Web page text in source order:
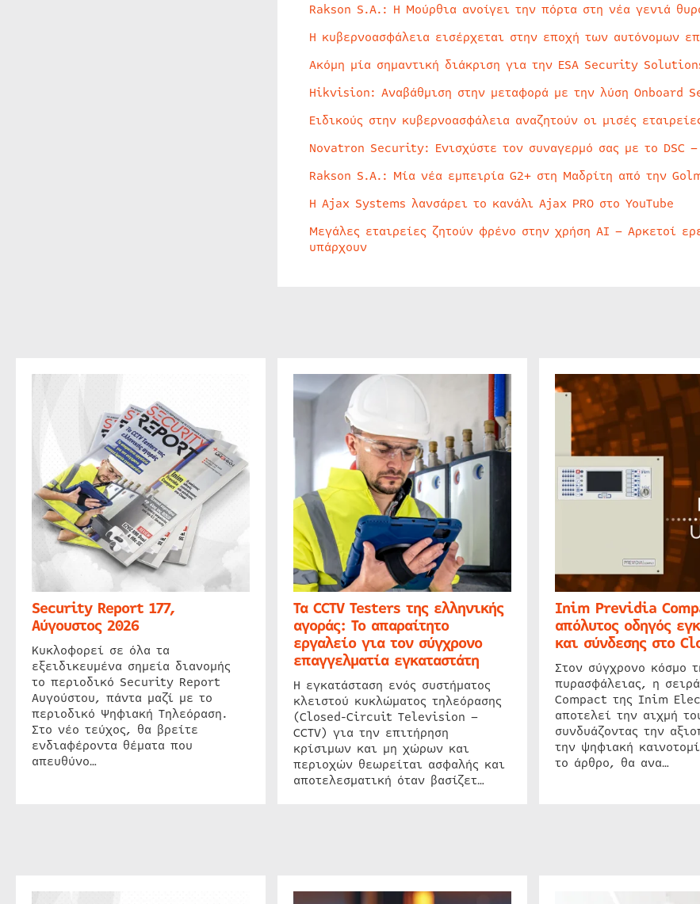
Rakson S.A.: Η Μούρθια ανοίγει την πόρτα στη νέα γενιά
Η κυβερνοασφάλεια εισέρχεται στην εποχή των αυτόνομων
Ακόμη μία σημαντική διάκριση για την ESA Security
Hikvision: Αναβάθμιση στην μεταφορά με την λύση
Ειδικούς στην κυβερνοασφάλεια αναζητούν οι μισές
Novatron Security: Ενισχύστε τον συναγερμό σας με το DSC –
Rakson S.A.: Μία νέα εμπειρία G2+ στη Μαδρίτη από την
Η Ajax Systems λανσάρει το κανάλι Ajax PRO στο YouTube
Μεγάλες εταιρείες ζητούν φρένο στην χρήση AI – Αρκετοί
υπάρχουν
Security Report 177,
Αύγουστος 2026
Κυκλοφορεί σε όλα τα
εξειδικευμένα σημεία διανομής
το περιοδικό Security Report
Αυγούστου, πάντα μαζί με το
περιοδικό Ψηφιακή Τηλεόραση.
Στο νέο τεύχος, θα βρείτε
ενδιαφέροντα θέματα που
απευθύνο…
Τα CCTV Testers της ελληνικής
αγοράς: Το απαραίτητο
εργαλείο για τον σύγχρονο
επαγγελματία εγκαταστάτη
Η εγκατάσταση ενός συστήματος
κλειστού κυκλώματος τηλεόρασης
(Closed-Circuit Television –
CCTV) για την επιτήρηση
κρίσιμων και μη χώρων και
περιοχών θεωρείται ασφαλής και
αποτελεσματική όταν βασίζετ…
Inim Previdia
απόλυτος οδηγός
και σύνδεσης στο
Στον σύγχρονο κόσμο
πυρασφάλειας, η
Compact της Inim
αποτελεί την αιχμή
συνδυάζοντας την
την ψηφιακή
το άρθρο, θα ανα…